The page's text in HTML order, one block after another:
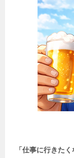
「仕事に行きたく